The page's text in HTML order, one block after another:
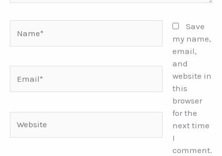
Save
my name,
email,
and
website in
this
browser
for the
next time
I
comment.